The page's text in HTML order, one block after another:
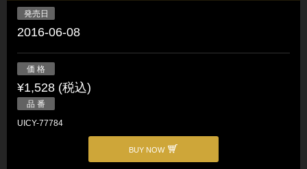
発売日
2016-06-08
価 格
¥1,528 (税込)
品 番
UICY-77784
BUY NOW